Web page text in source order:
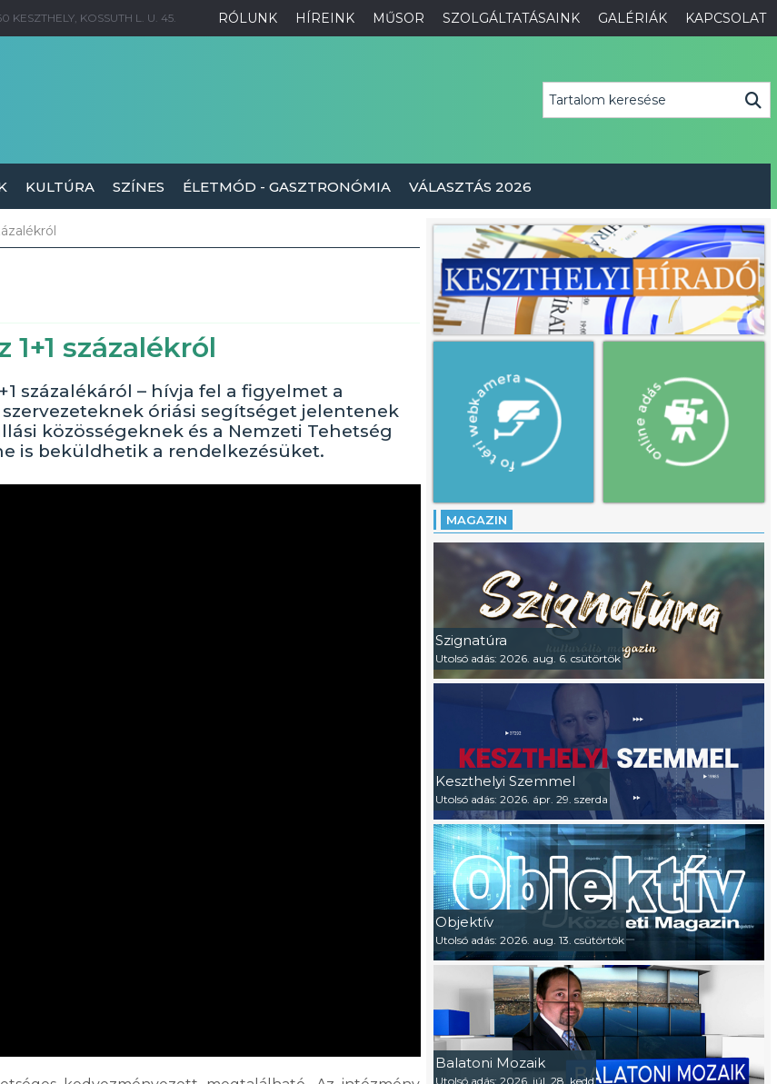
RÓLUNK HÍREINK MŰSOR SZOLGÁLTATÁSAINK GALÉRIÁK KAPCSOLAT
KESZTHELY, KOSSUTH L. U. 45.
KULTÚRA SZÍNES ÉLETMÓD - GASZTRONÓMIA VÁLASZTÁS 2026
százalékról
százalékáról – hívja fel a figyelmet a
óriási segítséget jelentenek
közösségeknek és a Nemzeti Tehetség
is beküldhetik a rendelkezésüket.
MAGAZIN
Szignatúra
Utolsó adás: 2026. aug. 6. csütörtök
Keszthelyi Szemmel
Utolsó adás: 2026. ápr. 29. szerda
Objektív
Utolsó adás: 2026. aug. 13. csütörtök
Balatoni Mozaik
Utolsó adás: 2026. júl. 28. kedd